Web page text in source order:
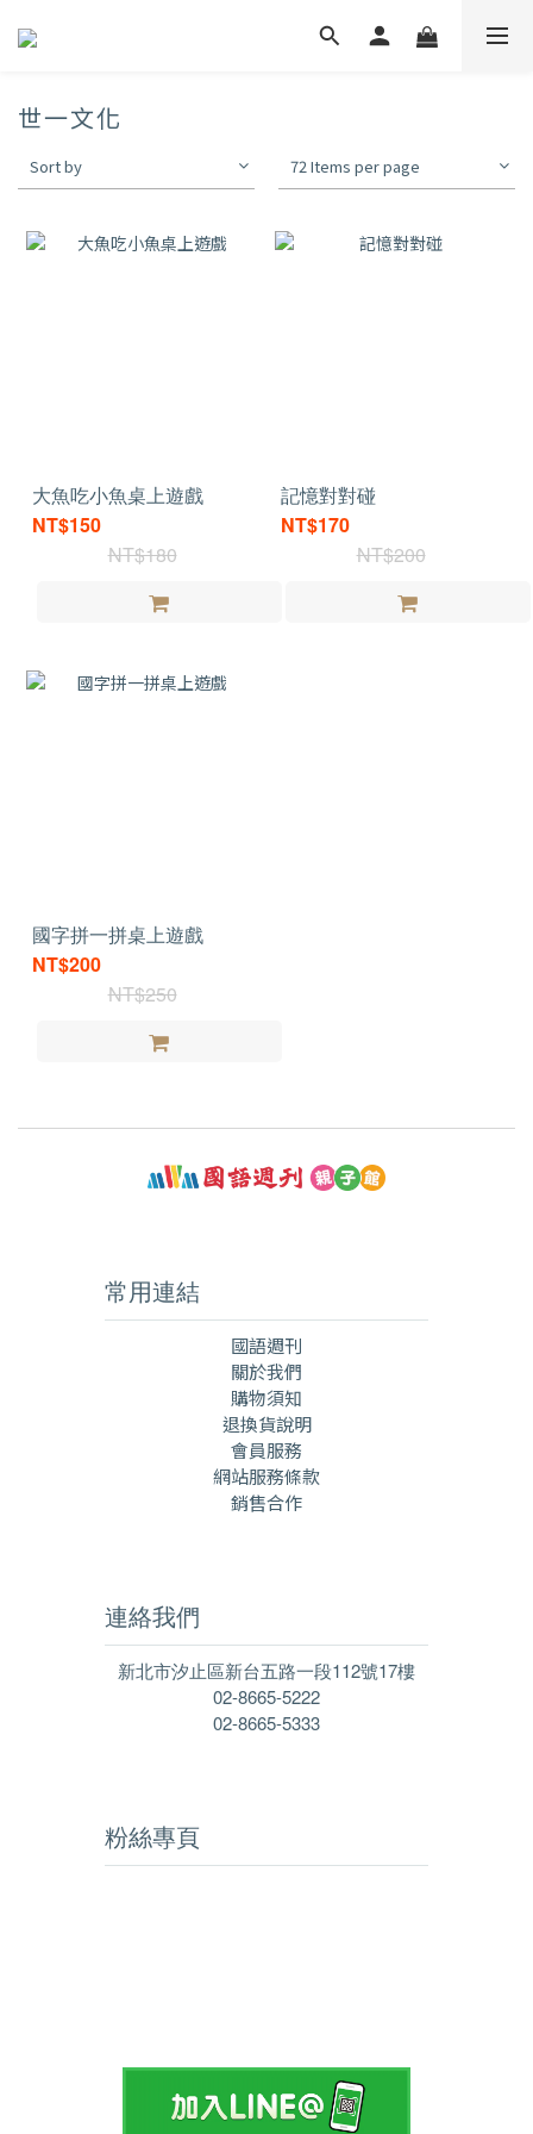
世一文化
Sort by 72 Items per page
大魚吃小魚桌上遊戲
NT$150
NT$180
記憶對對碰
NT$170
NT$200
國字拼一拼桌上遊戲
NT$200
NT$250
常用連結
國語週刊
關於我們
購物須知
退換貨說明
會員服務
網站服務條款
銷售合作
連絡我們
新北市汐止區新台五路一段112號17樓
02-8665-5222
02-8665-5333
粉絲專頁